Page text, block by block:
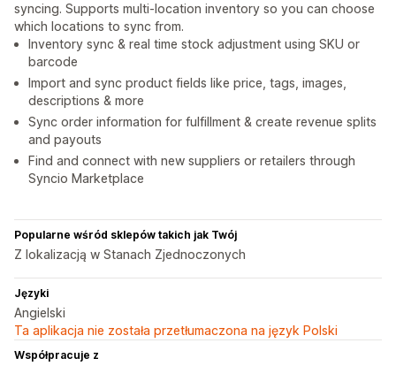
syncing. Supports multi-location inventory so you can choose
which locations to sync from.
Inventory sync & real time stock adjustment using SKU or
barcode
Import and sync product fields like price, tags, images,
descriptions & more
Sync order information for fulfillment & create revenue splits
and payouts
Find and connect with new suppliers or retailers through
Syncio Marketplace
Popularne wśród sklepów takich jak Twój
Z lokalizacją w Stanach Zjednoczonych
Języki
Angielski
Ta aplikacja nie została przetłumaczona na język Polski
Współpracuje z